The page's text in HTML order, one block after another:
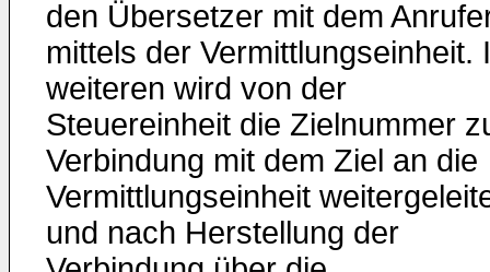
den Übersetzer mit dem
mittels der Vermittlungseinheit.
weiteren wird von der
Steuereinheit die Zielnummer
Verbindung mit dem Ziel an die
Vermittlungseinheit
und nach Herstellung der